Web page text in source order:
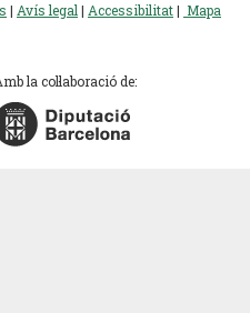
| Avís legal | Accessibilitat| Mapa
la col·laboració de: